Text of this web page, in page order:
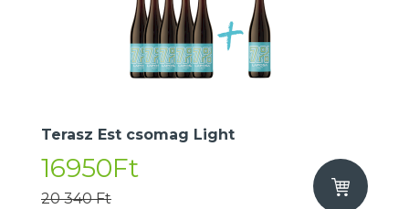
Terasz Est csomag Light
16950Ft
20 340 Ft